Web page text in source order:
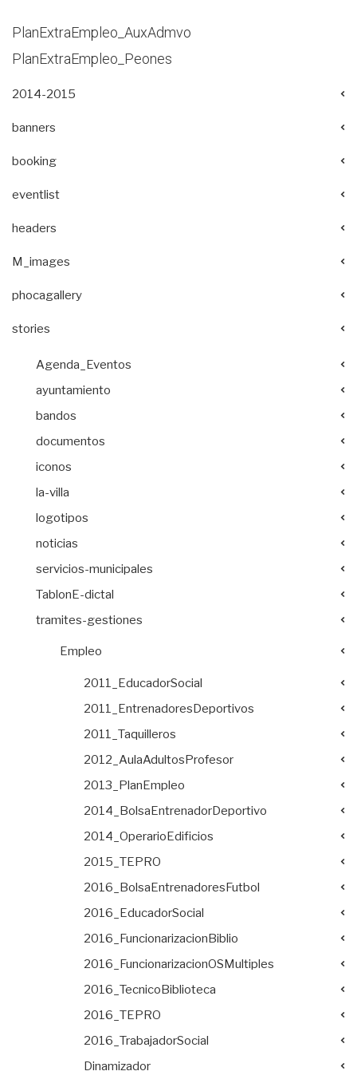
PlanExtraEmpleo_AuxAdmvo
PlanExtraEmpleo_Peones
2014-2015
banners
booking
eventlist
headers
M_images
phocagallery
stories
Agenda_Eventos
ayuntamiento
bandos
documentos
iconos
la-villa
logotipos
noticias
servicios-municipales
TablonE-dictal
tramites-gestiones
Empleo
2011_EducadorSocial
2011_EntrenadoresDeportivos
2011_Taquilleros
2012_AulaAdultosProfesor
2013_PlanEmpleo
2014_BolsaEntrenadorDeportivo
2014_OperarioEdificios
2015_TEPRO
2016_BolsaEntrenadoresFutbol
2016_EducadorSocial
2016_FuncionarizacionBiblio
2016_FuncionarizacionOSMultiples
2016_TecnicoBiblioteca
2016_TEPRO
2016_TrabajadorSocial
Dinamizador